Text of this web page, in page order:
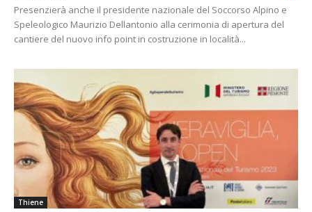
Presenzierà anche il presidente nazionale del Soccorso Alpino e
Speleologico Maurizio Dellantonio alla cerimonia di apertura del
cantiere del nuovo info point in costruzione in località...
Thiene